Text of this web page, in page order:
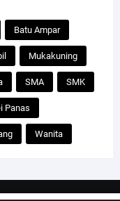
Batu Ampar
Mukakuning
SMA SMK
Panas
Wanita